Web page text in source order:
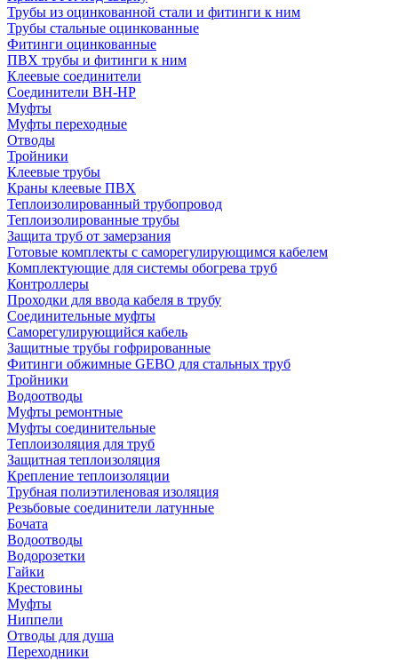
Трубы из оцинкованной стали и фитинги к ним
Трубы стальные оцинкованные
Фитинги оцинкованные
ПВХ трубы и фитинги к ним
Клеевые соединители
Соединители ВН-НР
Муфты
Муфты переходные
Отводы
Тройники
Клеевые трубы
Краны клеевые ПВХ
Теплоизолированный трубопровод
Теплоизолированные трубы
Защита труб от замерзания
Готовые комплекты с саморегулирующимся кабелем
Комплектующие для системы обогрева труб
Контроллеры
Проходки для ввода кабеля в трубу
Соединительные муфты
Саморегулирующийся кабель
Защитные трубы гофрированные
Фитинги обжимные GEBO для стальных труб
Тройники
Водоотводы
Муфты ремонтные
Муфты соединительные
Теплоизоляция для труб
Защитная теплоизоляция
Крепление теплоизоляции
Трубная полиэтиленовая изоляция
Резьбовые соединители латунные
Бочата
Водоотводы
Водорозетки
Гайки
Крестовины
Муфты
Ниппели
Отводы для душа
Переходники